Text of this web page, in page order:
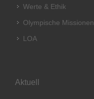
Werte & Ethik
Olympische Missionen
LOA
Aktuell